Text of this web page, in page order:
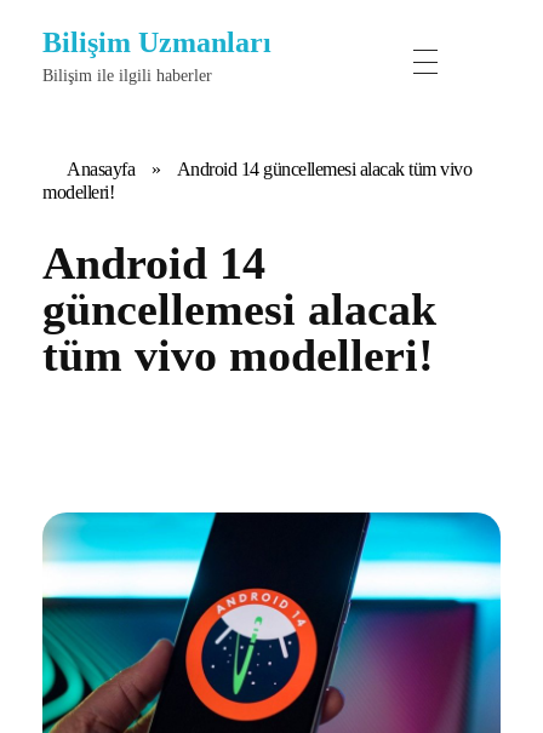
Bilişim Uzmanları
Bilişim ile ilgili haberler
Anasayfa »
Android 14 güncellemesi alacak tüm vivo
modelleri!
Android 14
güncellemesi alacak
tüm vivo modelleri!